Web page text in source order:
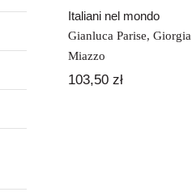
Italiani nel mondo
Gianluca Parise, Giorgia
Miazzo
103,50 zł